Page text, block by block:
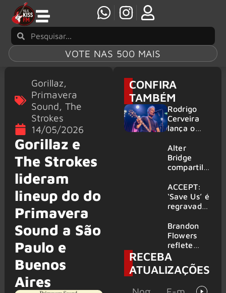
VOTE NAS 500 MAIS
Gorillaz,
Primavera
Sound, The
Strokes
14/05/2026
Gorillaz e
The Strokes
lideram
lineup do do
Primavera
Sound a São
Paulo e
Buenos
Aires
CONFIRA
TAMBÉM
Rodrigo
Cerveira
lança o
Searcher”
Alter
Bridge
compartilh
vivo de
“Fortress”
gravada
am Ring
2026
ACCEPT:
‘Save Us’ é
regravada
membros
do GHOST
e KORN
Brandon
Flowers
reflete
sobre o
futuro e
levanta
RECEBA
ATUALIZAÇÕES